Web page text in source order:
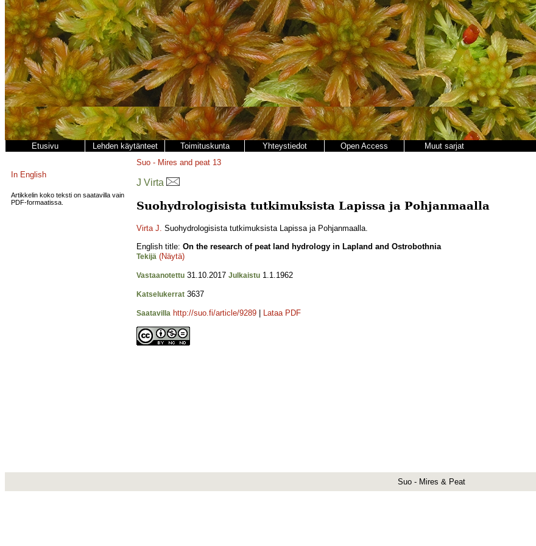
Etusivu Lehden käytänteet Toimituskunta Yhteystiedot Open Access Muut sarjat
In English
Artikkelin koko teksti on saatavilla vain
PDF-formaatissa.
Suo - Mires and peat 13
J Virta
Suohydrologisista tutkimuksista Lapissa ja Pohjanmaalla
Virta J. Suohydrologisista tutkimuksista Lapissa ja Pohjanmaalla.
English title: On the research of peat land hydrology in Lapland and Ostrobothnia
Tekijä (Näytä)
Vastaanotettu 31.10.2017 Julkaistu 1.1.1962
Katselukerrat 3637
Saatavilla http://suo.fi/article/9289 Lataa PDF
Suo - Mires & Peat